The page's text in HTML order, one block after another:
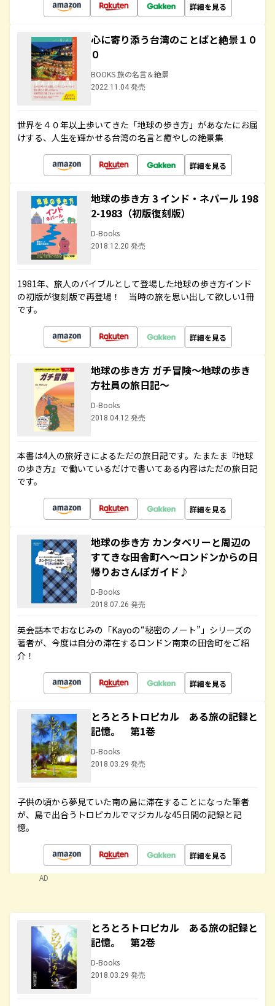
詳細を見る
心に寄り添う台湾のことばと絶景１０
０
BOOKS 旅の名言＆絶景
2022.11.04 発売
世界を４０年以上歩いてきた「地球の歩き方」があなたにお届
けする、人生を輝かせる台湾の名言と癒やしの絶景集
詳細を見る
地球の歩き方 3 インド・ネパール 198
2-1983（初版復刻版）
D-Books
2018.12.20 発売
1981年、旅人のバイブルとして登場した地球の歩き方インド
の初版が復刻版で再登場！ 当時の旅を思い出して欲しい1冊
です。
詳細を見る
地球の歩き方 ガチ冒険～地球の歩き
方社員の旅日記～
D-Books
2018.04.12 発売
本書は4人の旅好きによるただの旅日記です。たまたま『地球
の歩き方』で働いているだけで書いてある内容はただの旅日記
です。
詳細を見る
地球の歩き方 カンタベリーと周辺の
すてきな田舎町へ～ロンドンからの日
帰りおさんぽガイド♪
D-Books
2018.07.26 発売
英会話本でおなじみの「Kayoの“秘密のノート”」シリーズの
著者が、今度は自分の滞在するロンドン南東の田舎町をご紹
介！
詳細を見る
とろとろトロピカル ある旅の記録と
記憶。 第1巻
D-Books
2018.03.29 発売
子供の頃から夢見ていた南の島に滞在することになった筆者
が、島で出合うトロピカルでマジカルな45日間の記録と記
憶。
詳細を見る
AD
とろとろトロピカル ある旅の記録と
記憶。 第2巻
D-Books
2018.03.29 発売